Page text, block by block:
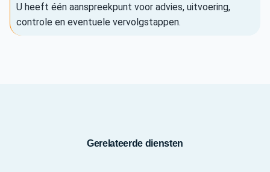
U heeft één aanspreekpunt voor advies, uitvoering,
controle en eventuele vervolgstappen.
Gerelateerde diensten